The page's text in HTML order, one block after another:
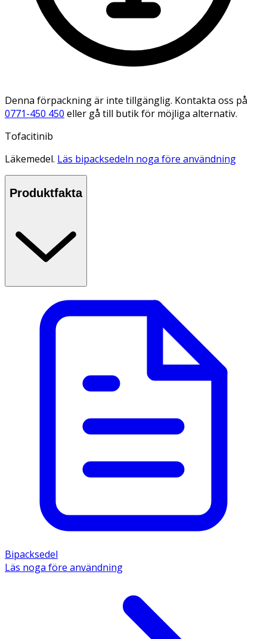
Denna förpackning är inte tillgänglig. Kontakta oss på
0771-450 450 eller gå till butik för möjliga alternativ.
Tofacitinib
Läkemedel. Läs bipacksedeln noga före användning
Produktfakta
Bipacksedel
Läs noga före användning